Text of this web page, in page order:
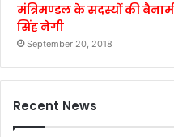
मंत्रिमण्डल के सदस्यों की
सिंह नेगी
September 20, 2018
Recent News